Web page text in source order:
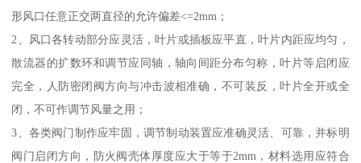
形风口任意正交两直径的允许偏差<=2mm；
2、风口各转动部分应灵活，叶片或插板应平直，叶片内距应均匀，
散流器的扩数环和调节应同轴，轴向间距分布匀称，叶片等启闭应
完全，人防密闭阀方向与冲击波相准确，不可装反，叶片全开或全
闭，不可作调节风量之用；
3、各类阀门制作应牢固，调节制动装置应准确灵活、可靠，并标明
阀门启闭方向，防火阀壳体厚度应大于等于2mm，材料选用应符合